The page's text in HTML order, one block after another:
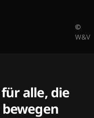
©
W&V
alle, die